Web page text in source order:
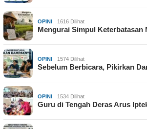
OPINI 1616 Dilihat
Mengurai Simpul Keterbatasan
OPINI 1574 Dilihat
Sebelum Berbicara, Pikirkan
OPINI 1534 Dilihat
Guru di Tengah Deras Arus